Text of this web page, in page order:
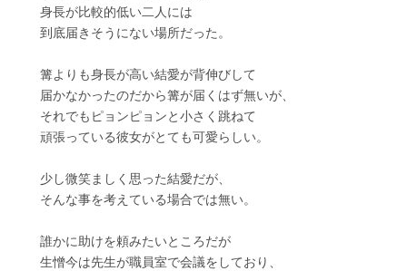
身長が比較的低い二人には
到底届きそうにない場所だった。
篝よりも身長が高い結愛が背伸びして
届かなかったのだから篝が届くはず無いが、
それでもピョンピョンと小さく跳ねて
頑張っている彼女がとても可愛らしい。
少し微笑ましく思った結愛だが、
そんな事を考えている場合では無い。
誰かに助けを頼みたいところだが
生憎今は先生が職員室で会議をしており、